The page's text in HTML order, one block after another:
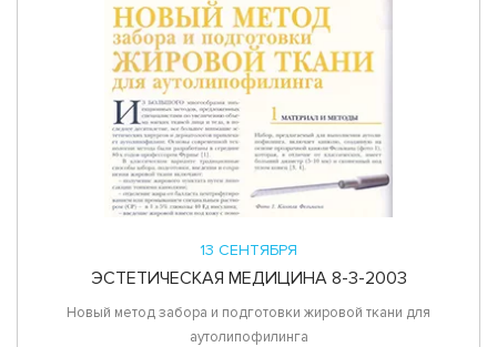
13 СЕНТЯБРЯ
ЭСТЕТИЧЕСКАЯ МЕДИЦИНА 8-3-2003
Новый метод забора и подготовки жировой ткани для
аутолипофилинга